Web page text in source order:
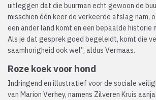
uitleggen dat die buurman echt gewoon de
misschien één keer de verkeerde afslag nam,
een ander land komt en een bepaalde historie
Als je dat gesprek goed begeleidt, komt die
saamhorigheid ook wel”, aldus Vermaas.
Roze koek voor hond
Indringend en illustratief voor de sociale
van Marion Verhey, namens Zilveren Kruis